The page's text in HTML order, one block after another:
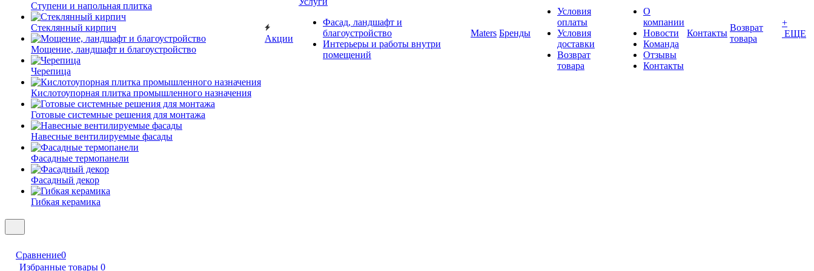
Ступени и напольная плитка
Cтеклянный кирпич
Мощение, ландшафт и благоустройство
Черепица
Кислотоупорная плитка промышленного назначения
Готовые системные решения для монтажа
Навесные вентилируемые фасады
Фасадные термопанели
Фасадный декор
Гибкая керамика
Акции
Фасад, ландшафт и
благоустройство
Интерьеры и работы внутри
помещений
Maters Бренды
Условия
оплаты
Условия
доставки
Возврат
товара
О
компании
Новости
Команда
Отзывы
Контакты
Контакты
Возврат
товара
+
ЕЩЕ
Сравнение0
Избранные товары 0